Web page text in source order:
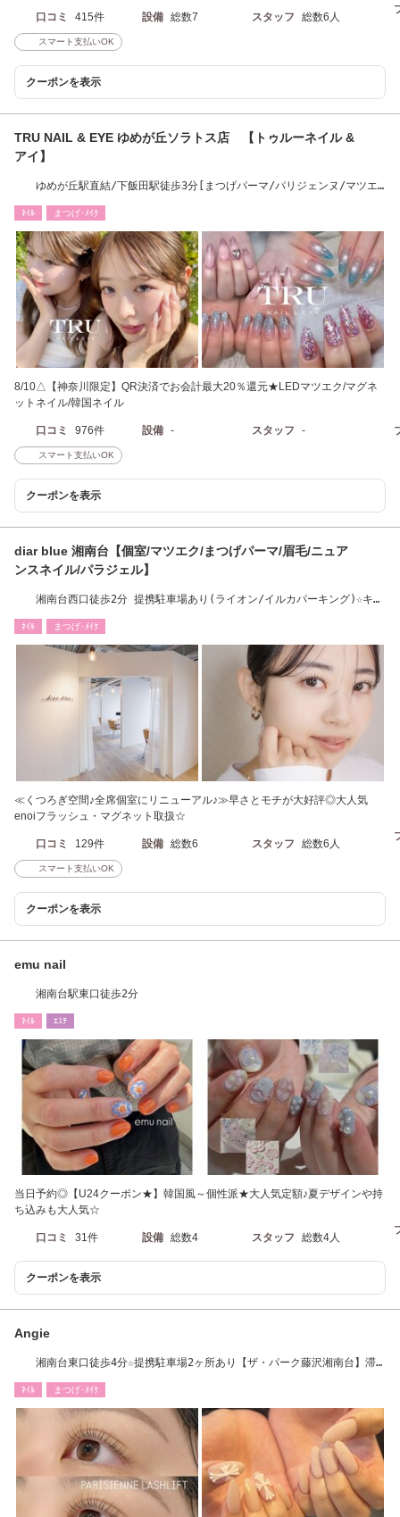
口コミ 415件 設備 総数7 スタッフ 総数6人
スマート支払いOK
クーポンを表示
TRU NAIL & EYE ゆめが丘ソラトス店 【トゥルーネイル &
アイ】
ゆめが丘駅直結/下飯田駅徒歩3分[まつげパーマ/パリジェンヌ/マツエ
ﾈｲﾙ まつげ･ﾒｲｸ
8/10△【神奈川限定】QR決済でお会計最大20％還元★LEDマツエク/マグネ
ットネイル/韓国ネイル
口コミ 976件 設備 - スタッフ -
スマート支払いOK
クーポンを表示
diar blue 湘南台【個室/マツエク/まつげパーマ/眉毛/ニュア
ンスネイル/パラジェル】
湘南台西口徒歩2分 提携駐車場あり(ライオン/イルカパーキング)☆キッ
ﾈｲﾙ まつげ･ﾒｲｸ
≪くつろぎ空間♪全席個室にリニューアル♪≫早さとモチが大好評◎大人気
enoiフラッシュ・マグネット取扱☆
口コミ 129件 設備 総数6 スタッフ 総数6人
スマート支払いOK
クーポンを表示
emu nail
湘南台駅東口徒歩2分
ﾈｲﾙ ｴｽﾃ
当日予約◎【U24クーポン★】韓国風～個性派★大人気定額♪夏デザインや持
ち込みも大人気☆
口コミ 31件 設備 総数4 スタッフ 総数4人
クーポンを表示
Angie
湘南台東口徒歩4分☆提携駐車場2ヶ所あり【ザ・パーク藤沢湘南台】滞
ﾈｲﾙ まつげ･ﾒｲｸ